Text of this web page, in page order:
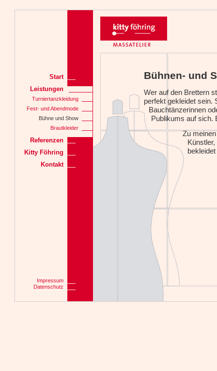
Bühnen- und
Wer auf den Brettern
perfekt gekleidet sein.
Bauchtänzerinnen
Publikums auf sich.
Zu
Start
Leistungen
Turniertanzkleidung
Fest- und Abendmode
Bühne und Show
Brautkleider
Referenzen
Kitty Föhring
Kontakt
Impressum
Datenschutz